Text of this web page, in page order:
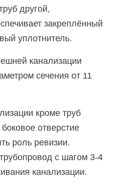
другой,
закреплённый
уплотнитель.
канализации
сечения от 11
кроме труб
отверстие
роль ревизии.
с шагом 3-4
канализации.